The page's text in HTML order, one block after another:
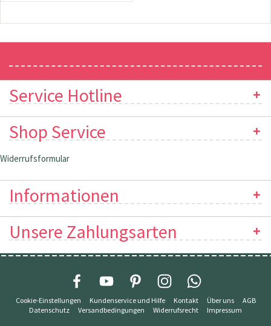
Service Hotline
Shop Service
Widerrufsformular
Informationen
Unsere Zahlungsarten
Cookie-Einstellungen Kundenservice und Hilfe Kontakt Über uns
AGB
Datenschutz
Versandbedingungen Widerrufsrecht Impressum